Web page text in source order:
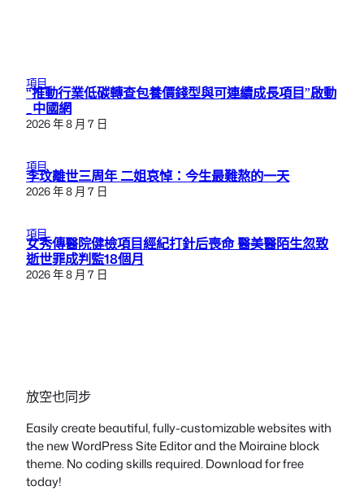
項目
“推動行業低碳轉查包養價錢型與可連續成長項目”啟動
_中國網
2026 年 8 月 7 日
項目
李玟離世三周年 二姐哀悼：今生最難熬的一天
2026 年 8 月 7 日
項目
女秀傳醫院健檢項目經紀打針后喪命 醫美醫陌生忽致
逝世罪成判監18個月
2026 年 8 月 7 日
放空也同步
Easily create beautiful, fully-customizable websites with
the new WordPress Site Editor and the Moiraine block
theme. No coding skills required. Download for free
today!